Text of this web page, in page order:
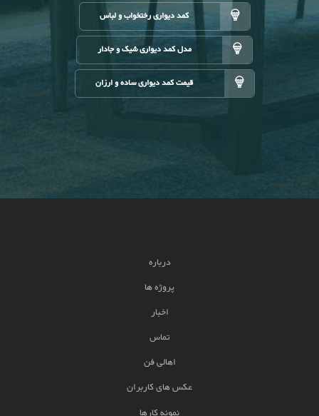
کمد دیواری رختخواب و لباس
مدل کمد دیواری شیک و جادار
قیمت کمد دیواری ساده و ارزان
درباره
پروژه ها
اخبار
تماس
اهالی فن
عکس های کاربران